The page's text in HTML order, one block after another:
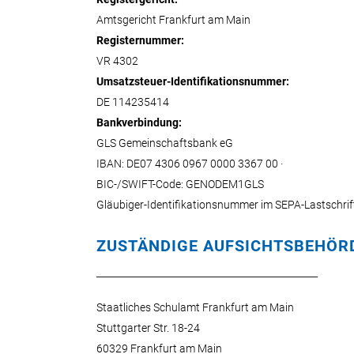
Amtsgericht Frankfurt am Main
Registernummer:
VR 4302
Umsatzsteuer-Identifikationsnummer:
DE 114235414
Bankverbindung:
GLS Gemeinschaftsbank eG
IBAN: DE07 4306 0967 0000 3367 00 ·
BIC-/SWIFT-Code: GENODEM1GLS
Gläubiger-Identifikationsnummer im SEPA-
ZUSTÄNDIGE
Staatliches Schulamt Frankfurt am Main
Stuttgarter Str. 18-24
60329 Frankfurt am Main